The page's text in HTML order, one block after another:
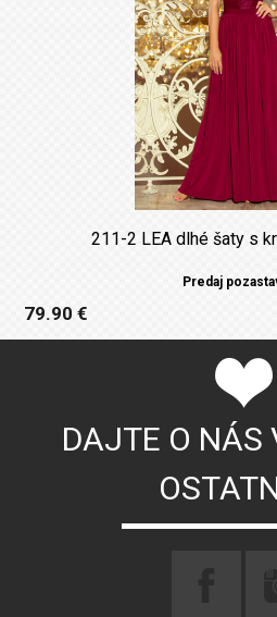
211-2 LEA dlhé šaty s
Predaj
79.90 €
DAJTE O NÁS